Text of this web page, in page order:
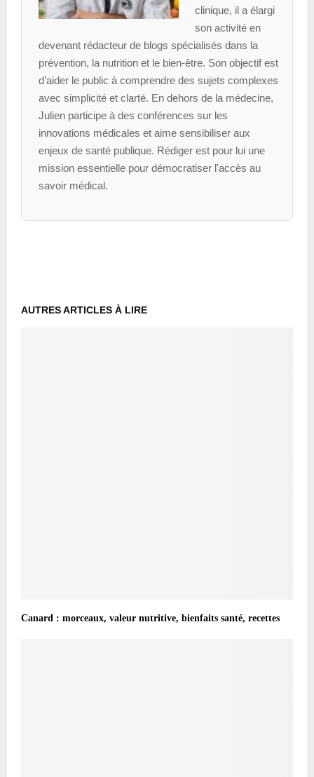
clinique, il a élargi
son activité en
devenant rédacteur de blogs spécialisés dans la
prévention, la nutrition et le bien-être. Son objectif est
d’aider le public à comprendre des sujets complexes
avec simplicité et clarté. En dehors de la médecine,
Julien participe à des conférences sur les
innovations médicales et aime sensibiliser aux
enjeux de santé publique. Rédiger est pour lui une
mission essentielle pour démocratiser l'accès au
savoir médical.
AUTRES ARTICLES À LIRE
Canard : morceaux, valeur nutritive, bienfaits santé, recettes